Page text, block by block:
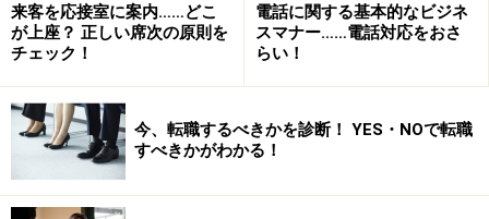
来客を応接室に案内……どこ
が上座？ 正しい席次の原則を
チェック！
電話に関する基本的なビジネ
スマナー……電話対応をおさ
らい！
今、転職するべきかを診断！ YES・NOで転職
すべきかがわかる！